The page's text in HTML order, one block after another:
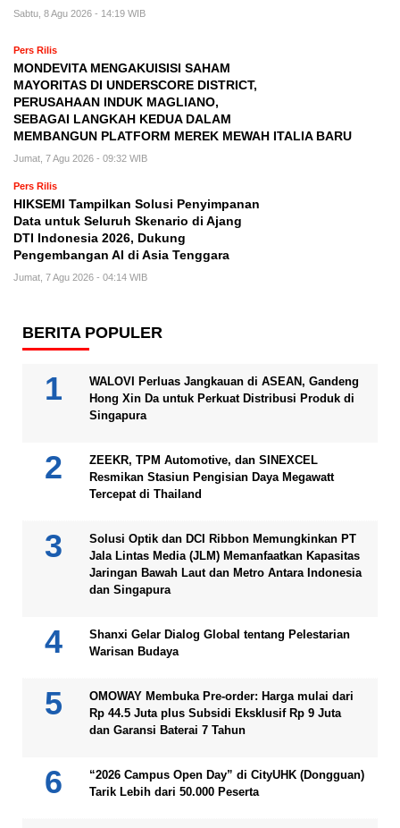
Sabtu, 8 Agu 2026 - 14:19 WIB
Pers Rilis
MONDEVITA MENGAKUISISI SAHAM
MAYORITAS DI UNDERSCORE DISTRICT,
PERUSAHAAN INDUK MAGLIANO,
SEBAGAI LANGKAH KEDUA DALAM
MEMBANGUN PLATFORM MEREK MEWAH ITALIA BARU
Jumat, 7 Agu 2026 - 09:32 WIB
Pers Rilis
HIKSEMI Tampilkan Solusi Penyimpanan
Data untuk Seluruh Skenario di Ajang
DTI Indonesia 2026, Dukung
Pengembangan AI di Asia Tenggara
Jumat, 7 Agu 2026 - 04:14 WIB
BERITA POPULER
WALOVI Perluas Jangkauan di ASEAN, Gandeng
Hong Xin Da untuk Perkuat Distribusi Produk di
Singapura
ZEEKR, TPM Automotive, dan SINEXCEL
Resmikan Stasiun Pengisian Daya Megawatt
Tercepat di Thailand
Solusi Optik dan DCI Ribbon Memungkinkan PT
Jala Lintas Media (JLM) Memanfaatkan Kapasitas
Jaringan Bawah Laut dan Metro Antara Indonesia
dan Singapura
Shanxi Gelar Dialog Global tentang Pelestarian
Warisan Budaya
OMOWAY Membuka Pre-order: Harga mulai dari
Rp 44.5 Juta plus Subsidi Eksklusif Rp 9 Juta
dan Garansi Baterai 7 Tahun
“2026 Campus Open Day” di CityUHK (Dongguan)
Tarik Lebih dari 50.000 Peserta